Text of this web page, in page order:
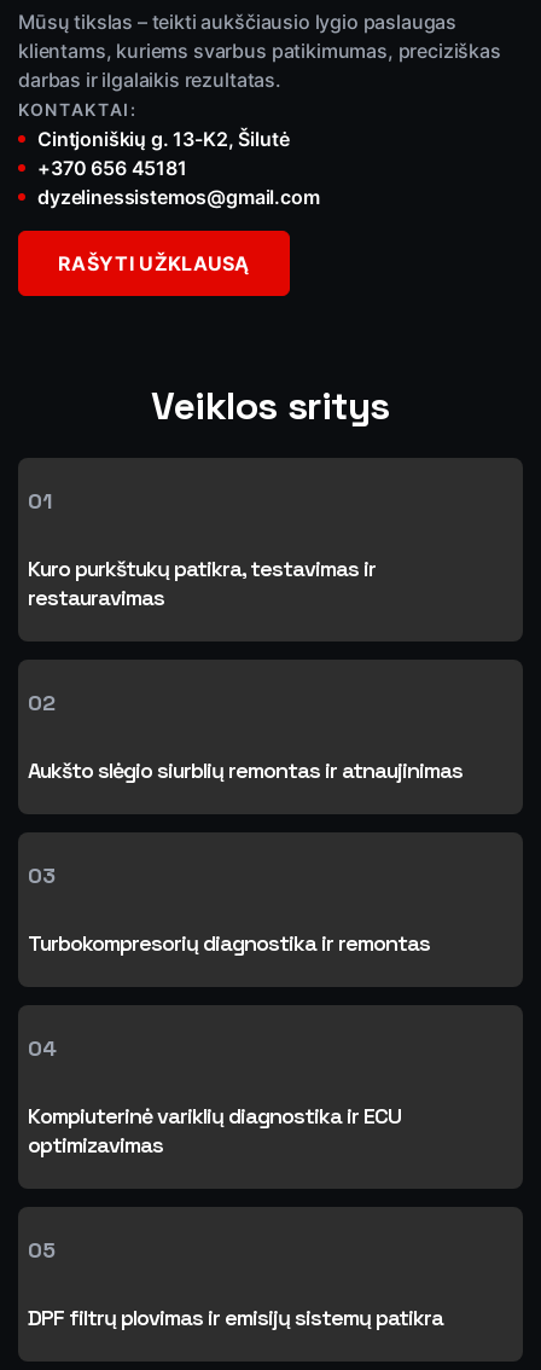
+370 656 45181
dyzelinessistemos@gmail.com
Veiklos sritys
01
Kuro purkštukų patikra, testavimas ir
restauravimas
02
Aukšto slėgio siurblių remontas ir atnaujinimas
03
Turbokompresorių diagnostika ir remontas
04
Kompiuterinė variklių diagnostika ir ECU
optimizavimas
05
DPF filtrų plovimas ir emisijų sistemų patikra